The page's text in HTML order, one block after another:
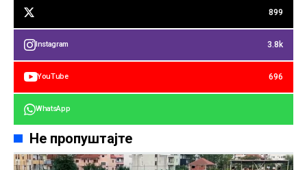
899
Instagram 3.8k
YouTube 696
WhatsApp
Не пропуштајте